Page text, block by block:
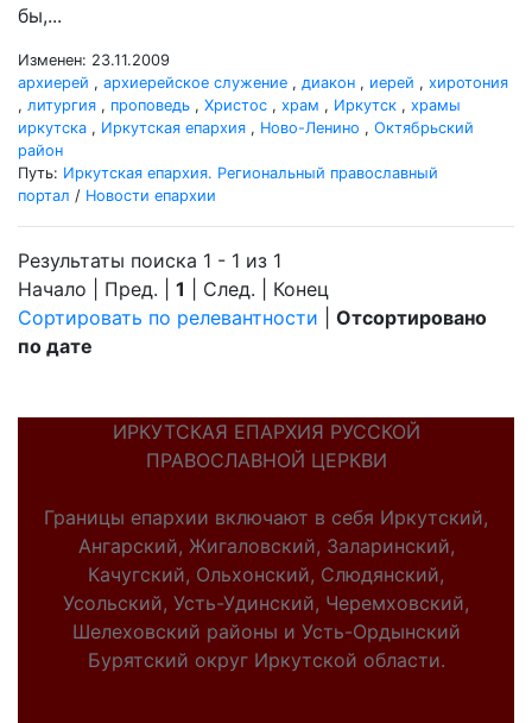
бы,...
Изменен: 23.11.2009
архиерей , архиерейское служение , диакон , иерей , хиротония
, литургия , проповедь , Христос , храм , Иркутск , храмы
иркутска , Иркутская епархия , Ново-Ленино , Октябрьский
район
Путь: Иркутская епархия. Региональный православный
портал / Новости епархии
Результаты поиска 1 - 1 из 1
Начало | Пред. | 1 | След. | Конец
Сортировать по релевантности
Отсортировано
по дате
ИРКУТСКАЯ ЕПАРХИЯ РУССКОЙ
ПРАВОСЛАВНОЙ ЦЕРКВИ
Границы епархии включают в себя Иркутский,
Ангарский, Жигаловский, Заларинский,
Качугский, Ольхонский, Слюдянский,
Усольский, Усть-Удинский, Черемховский,
Шелеховский районы и Усть-Ордынский
Бурятский округ Иркутской области.